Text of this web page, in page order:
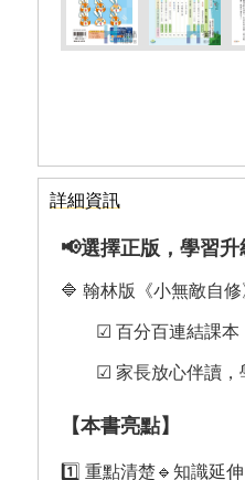
詳細資訊
📢選擇正版，學習升
🔷 翰林版《小無敵自
☑︎ 百分百連結課本
☑︎ 家長放心伴讀，
【本書亮點】
1️⃣ 重點清楚🔹知識延